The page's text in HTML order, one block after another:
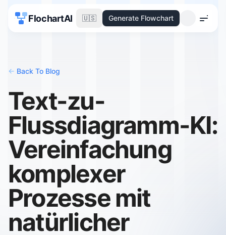
FlochartAI 🇺🇸 Generate Flowchart
Menu
<- Back To Blog
Text-zu-
Flussdiagramm-KI:
Vereinfachung
komplexer
Prozesse mit
natürlicher